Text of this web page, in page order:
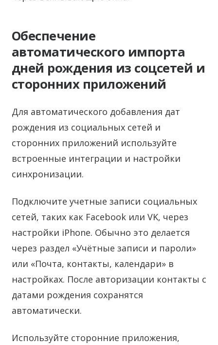
Обеспечение
автоматического импорта
дней рождения из соцсетей и
сторонних приложений
Для автоматического добавления дат
рождения из социальных сетей и
сторонних приложений используйте
встроенные интеграции и настройки
синхронизации.
Подключите учетные записи социальных
сетей, таких как Facebook или VK, через
настройки iPhone. Обычно это делается
через раздел «Учётные записи и пароли»
или «Почта, контакты, календари» в
настройках. После авторизации контакты с
датами рождения сохранятся
автоматически.
Используйте сторонние приложения,